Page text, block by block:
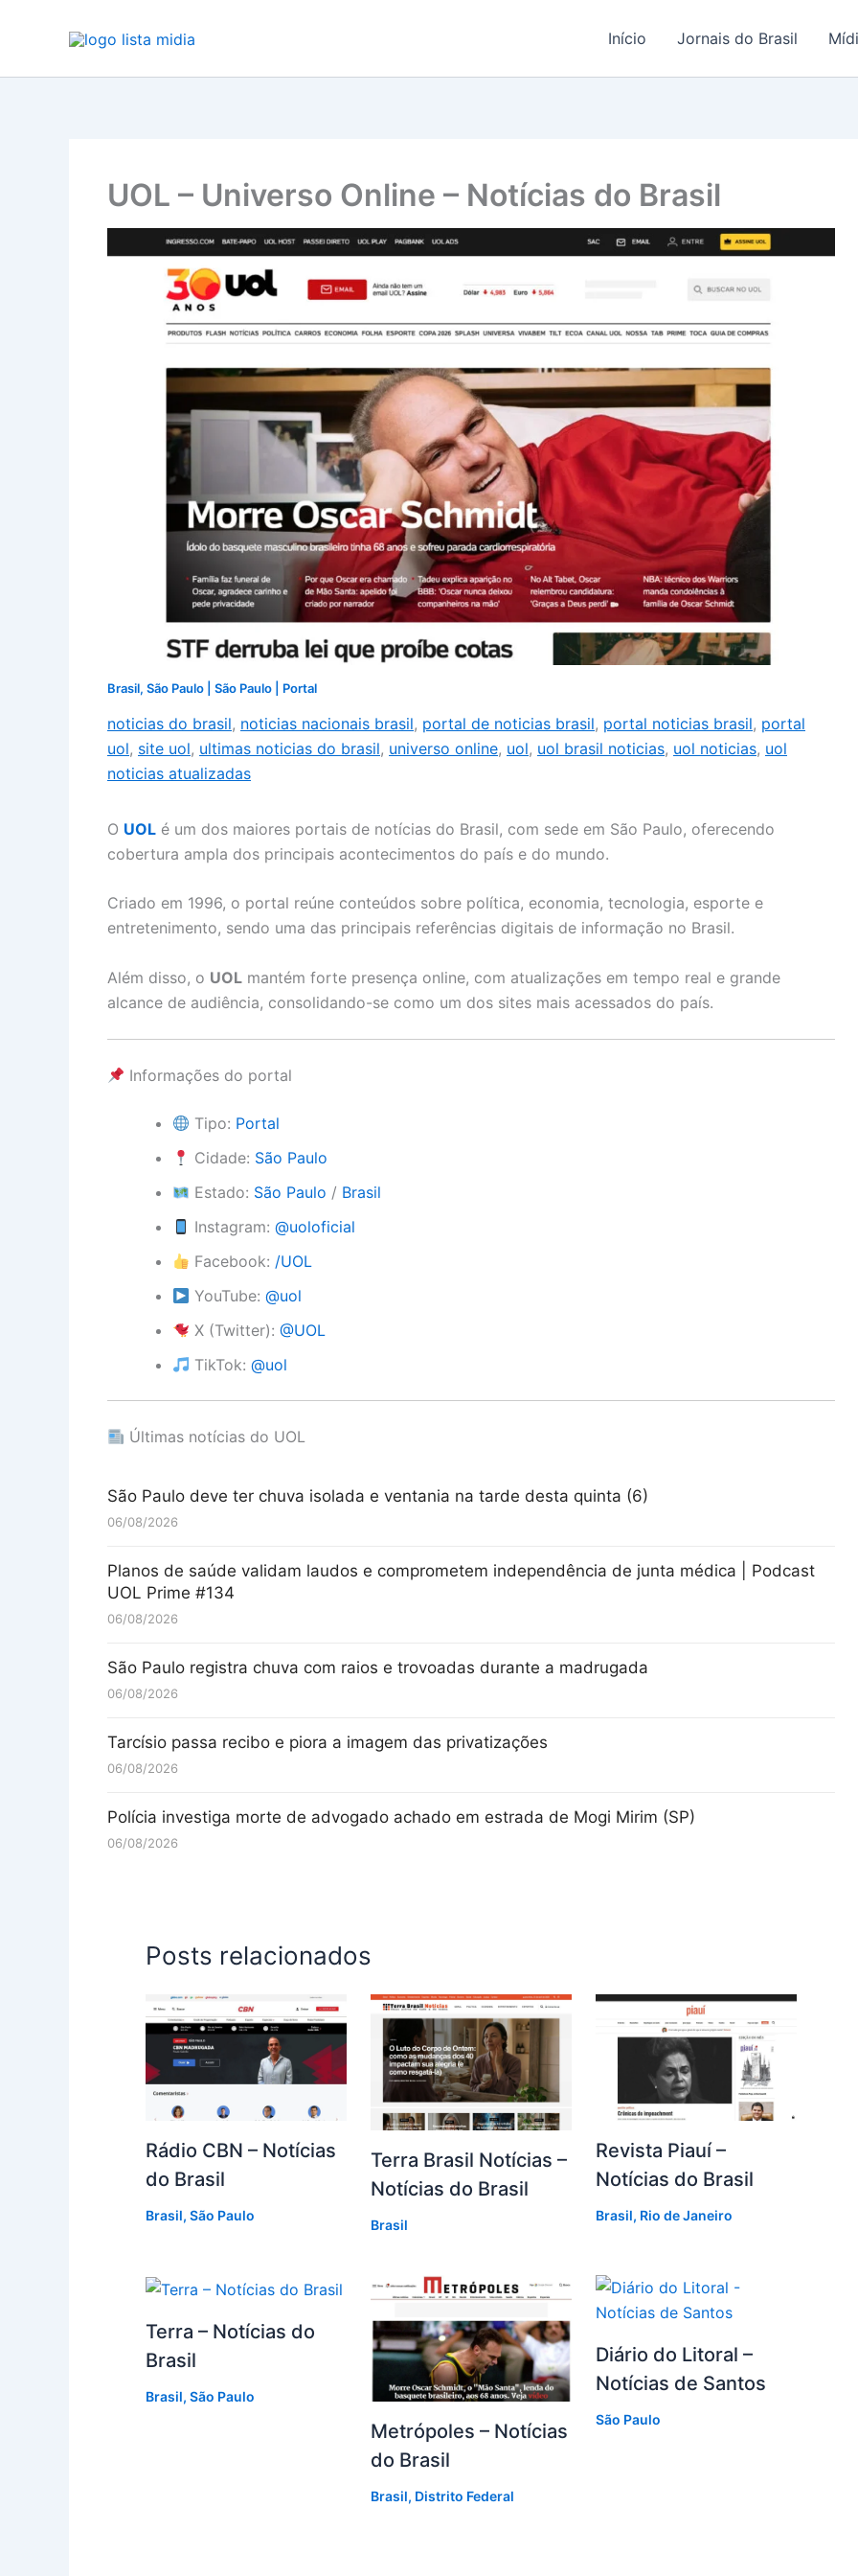
Início Jornais do Brasil
UOL – Universo Online – Notícias do Brasil
Brasil, São Paulo São Paulo Portal
noticias do brasil, noticias nacionais brasil, portal de noticias brasil, portal noticias brasil, portal
uol, site uol, ultimas noticias do brasil, universo online, uol, uol brasil noticias, uol noticias, uol
noticias atualizadas
O UOL é um dos maiores portais de notícias do Brasil, com sede em São Paulo, oferecendo
cobertura ampla dos principais acontecimentos do país e do mundo.
Criado em 1996, o portal reúne conteúdos sobre política, economia, tecnologia, esporte e
entretenimento, sendo uma das principais referências digitais de informação no Brasil.
Além disso, o UOL mantém forte presença online, com atualizações em tempo real e grande
alcance de audiência, consolidando-se como um dos sites mais acessados do país.
Informações do portal
Tipo: Portal
Cidade: São Paulo
Estado: São Paulo / Brasil
Instagram:@uoloficial
Facebook: /UOL
YouTube:@uol
X (Twitter):@UOL
TikTok:@uol
Últimas notícias do UOL
São Paulo deve ter chuva isolada e ventania na tarde desta quinta (6)
06/08/2026
Planos de saúde validam laudos e comprometem independência de junta médica | Podcast
UOL Prime #134
06/08/2026
São Paulo registra chuva com raios e trovoadas durante a madrugada
06/08/2026
Tarcísio passa recibo e piora a imagem das privatizações
06/08/2026
Polícia investiga morte de advogado achado em estrada de Mogi Mirim (SP)
06/08/2026
Posts relacionados
Rádio CBN – Notícias
do Brasil
Brasil, São Paulo
Terra Brasil Notícias –
Notícias do Brasil
Brasil
Revista Piauí –
Notícias do Brasil
Brasil, Rio de Janeiro
Terra – Notícias do
Brasil
Brasil, São Paulo
Metrópoles – Notícias
do Brasil
Brasil, Distrito Federal
Diário do Litoral –
Notícias de Santos
São Paulo